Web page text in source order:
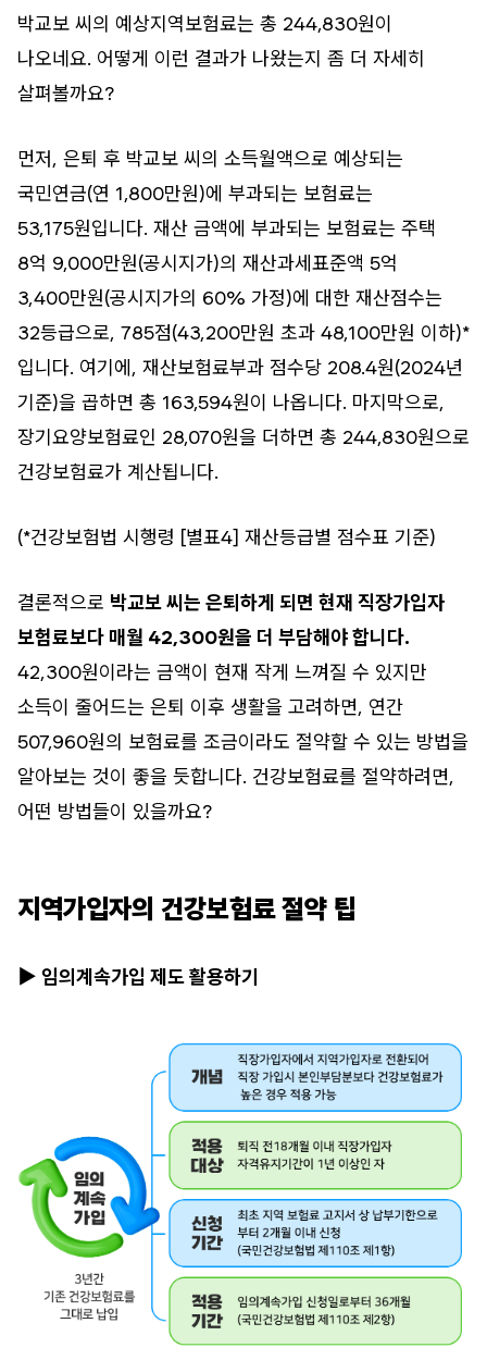
박교보 씨의 예상지역보험료는 총 244,830원이
나오네요. 어떻게 이런 결과가 나왔는지 좀 더 자세히
살펴볼까요?
먼저, 은퇴 후 박교보 씨의 소득월액으로 예상되는
국민연금(연 1,800만원)에 부과되는 보험료는
53,175원입니다. 재산 금액에 부과되는 보험료는 주택
8억 9,000만원(공시지가)의 재산과세표준액 5억
3,400만원(공시지가의 60% 가정)에 대한 재산점수는
32등급으로, 785점(43,200만원 초과 48,100만원 이하)*
입니다. 여기에, 재산보험료부과 점수당 208.4원(2024년
기준)을 곱하면 총 163,594원이 나옵니다. 마지막으로,
장기요양보험료인 28,070원을 더하면 총 244,830원으로
건강보험료가 계산됩니다.
(*건강보험법 시행령 [별표4] 재산등급별 점수표 기준)
결론적으로 박교보 씨는 은퇴하게 되면 현재 직장가입자
보험료보다 매월 42,300원을 더 부담해야 합니다.
42,300원이라는 금액이 현재 작게 느껴질 수 있지만
소득이 줄어드는 은퇴 이후 생활을 고려하면, 연간
507,960원의 보험료를 조금이라도 절약할 수 있는 방법을
알아보는 것이 좋을 듯합니다. 건강보험료를 절약하려면,
어떤 방법들이 있을까요?
지역가입자의 건강보험료 절약 팁
▶ 임의계속가입 제도 활용하기